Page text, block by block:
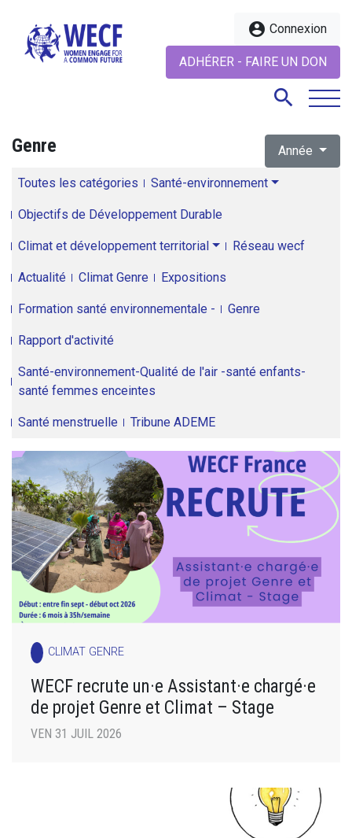
account_circle Connexion
ADHÉRER - FAIRE UN DON
search
Genre Année
Toutes les catégories Santé-environnement
Objectifs de Développement Durable
Climat et développement territorial Réseau wecf
Actualité Climat Genre Expositions
Formation santé environnementale - Genre
Rapport d'activité
Santé-environnement-Qualité de l'air -santé enfants-
santé femmes enceintes
Santé menstruelle Tribune ADEME
CLIMAT GENRE
WECF recrute un·e Assistant·e chargé·e
de projet Genre et Climat – Stage
VEN 31 JUIL 2026